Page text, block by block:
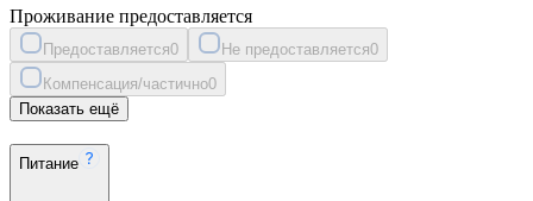
Проживание предоставляется
Предоставляется0 Не предоставляется0
Компенсация/частично0
Показать ещё
Питание